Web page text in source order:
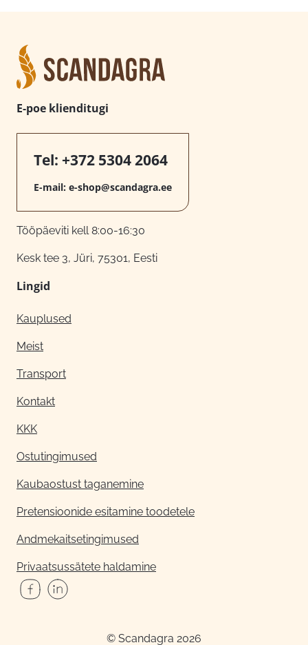
E-poe klienditugi
Tel: +372 5304 2064
E-mail: e-shop@scandagra.ee
Tööpäeviti kell 8:00-16:30
Kesk tee 3, Jüri, 75301, Eesti
Lingid
Kauplused
Meist
Transport
Kontakt
KKK
Ostutingimused
Kaubaostust taganemine
Pretensioonide esitamine toodetele
Andmekaitsetingimused
Privaatsussätete haldamine
© Scandagra 2026